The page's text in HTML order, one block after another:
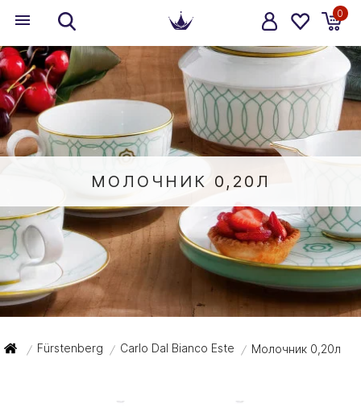
0
МОЛОЧНИК 0,20Л
/ Fürstenberg / Carlo Dal Bianco Este / Молочник 0,20л